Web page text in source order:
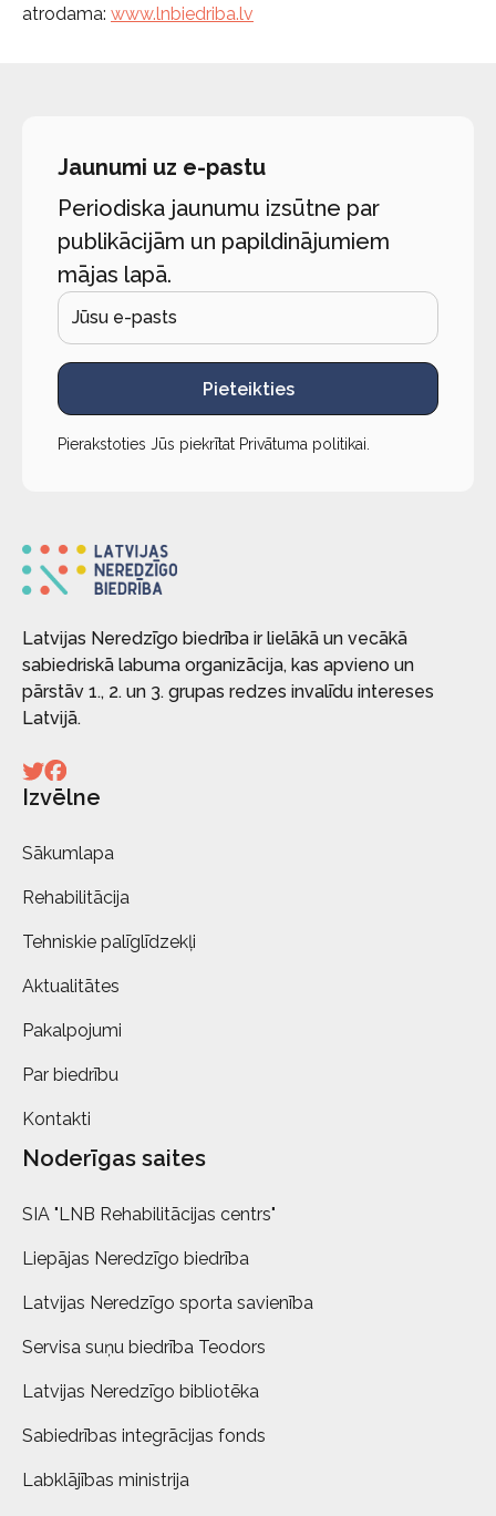
atrodama: www.lnbiedriba.lv
Jaunumi uz e-pastu
Periodiska jaunumu izsūtne par
publikācijām un papildinājumiem
mājas lapā.
Pieteikties
Pierakstoties Jūs piekrītat Privātuma politikai
Latvijas Neredzīgo biedrība ir lielākā un vecākā
sabiedriskā labuma organizācija, kas apvieno un
pārstāv 1., 2. un 3. grupas redzes invalīdu intereses
Latvijā.
Izvēlne
Sākumlapa
Rehabilitācija
Tehniskie palīglīdzekļi
Aktualitātes
Pakalpojumi
Par biedrību
Kontakti
Noderīgas saites
SIA "LNB Rehabilitācijas centrs"
Liepājas Neredzīgo biedrība
Latvijas Neredzīgo sporta savienība
Servisa suņu biedrība Teodors
Latvijas Neredzīgo bibliotēka
Sabiedrības integrācijas fonds
Labklājības ministrija